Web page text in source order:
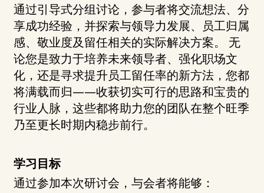
通过引导式分组讨论，参与者将交流想法、分
享成功经验，并探索与领导力发展、员工归属
感、敬业度及留任相关的实际解决方案。 无
论您是致力于培养未来领导者、强化职场文
化，还是寻求提升员工留任率的新方法，您都
将满载而归——收获切实可行的思路和宝贵的
行业人脉，这些都将助力您的团队在整个旺季
乃至更长时期内稳步前行。
学习目标
通过参加本次研讨会，与会者将能够：